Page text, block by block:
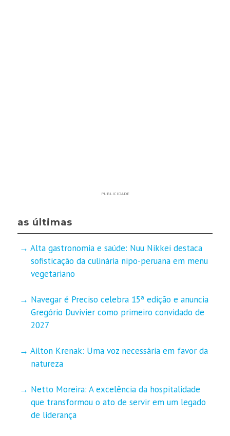
PUBLICIDADE
as últimas
Alta gastronomia e saúde: Nuu Nikkei destaca
sofisticação da culinária nipo-peruana em menu
vegetariano
Navegar é Preciso celebra 15ª edição e anuncia
Gregório Duvivier como primeiro convidado de
2027
Ailton Krenak: Uma voz necessária em favor da
natureza
Netto Moreira: A excelência da hospitalidade
que transformou o ato de servir em um legado
de liderança